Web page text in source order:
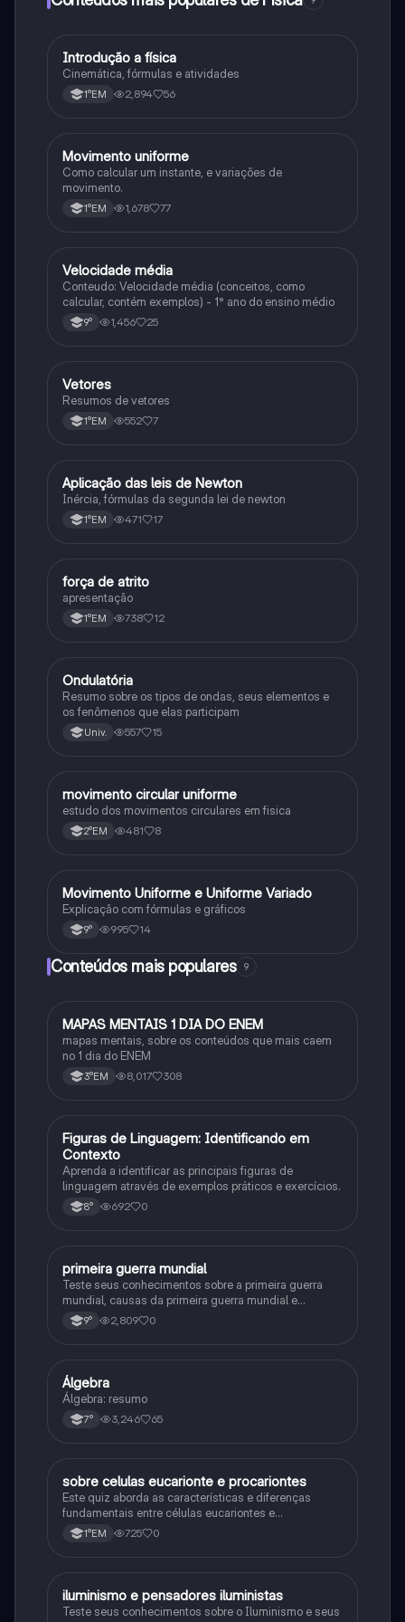
IFísica
Introdução a física
Cinemática, fórmulas e atividades
1°EM 2,894 56
MFísica
Movimento uniforme
Como calcular um instante, e variações de
movimento.
1°EM 1,678 77
VFísica
Velocidade média
Conteudo: Velocidade média (conceitos, como
calcular, contém exemplos) - 1° ano do ensino médio
9° 1,456 25
VFísica
Vetores
Resumos de vetores
1°EM 552 7
AFísica
Aplicação das leis de Newton
Inércia, fórmulas da segunda lei de newton
1°EM 471 17
FFísica
força de atrito
apresentação
1°EM 738 12
OFísica
Ondulatória
Resumo sobre os tipos de ondas, seus elementos e
os fenômenos que elas participam
Univ. 557 15
MFísica
movimento circular uniforme
estudo dos movimentos circulares em fisica
2°EM 481 8
MFísica
Movimento Uniforme e Uniforme Variado
Explicação com fórmulas e gráficos
9° 995 14
Conteúdos mais populares 9
MPortuguês
MAPAS MENTAIS 1 DIA DO ENEM
mapas mentais, sobre os conteúdos que mais caem
no 1 dia do ENEM
3°EM 8,017 308
FPortuguês
Figuras de Linguagem: Identificando em
Contexto
Aprenda a identificar as principais figuras de
linguagem através de exemplos práticos e exercícios.
8° 692 0
PHistória
primeira guerra mundial
Teste seus conhecimentos sobre a primeira guerra
mundial, causas da primeira guerra mundial e
consequências da Primeira Guerra Mundial, fases da
primeira guerra mundial
9° 2,809 0
ÁMatematica
Álgebra
Álgebra: resumo
7° 3,246 65
SBiologia
sobre celulas eucarionte e procariontes
Este quiz aborda as características e diferenças
fundamentais entre células eucariontes e
procariontes.
1°EM 725 0
IHistória
iluminismo e pensadores iluministas
Teste seus conhecimentos sobre o Iluminismo e seus